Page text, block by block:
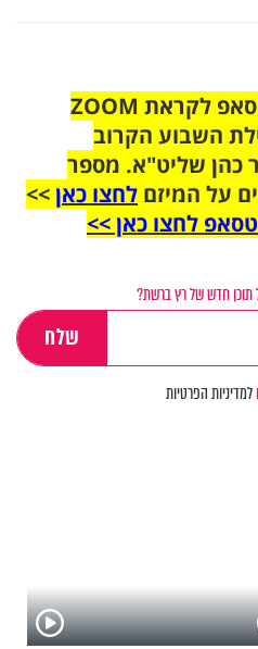
הצטרפו לקבוצת הוואטסאפ לקראת ZOOM
השבוע הקרוב
כהן שליט"א. מספר
על המיזם לחצו כאן>>
לחצו כאן >>
חדש של רץ ברשת?
למדיניות הפרטיות